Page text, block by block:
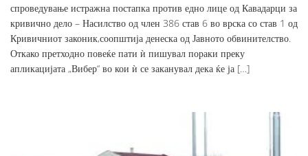
спроведување истражна постапка против едно лице од Кавадарци за
кривично дело – Насилство од член 386 став 6 во врска со став 1 од
Кривичниот законик,соопштија денеска од Јавното обвинителство.
Откако претходно повеќе пати ѝ пишувал пораки преку
апликацијата „Вибер“ во кои ѝ се заканувал дека ќе ја […]